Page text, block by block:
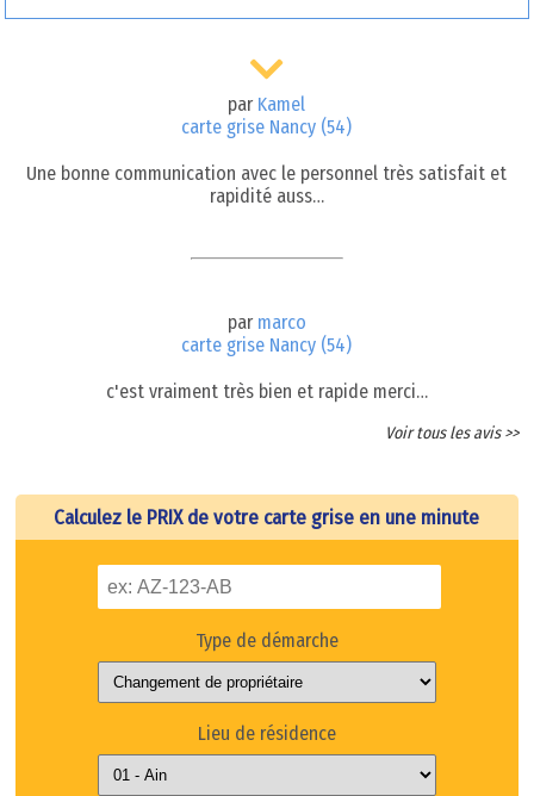
par Kamel
carte grise Nancy (54)
Une bonne communication avec le personnel très satisfait et
rapidité auss…
par marco
carte grise Nancy (54)
c'est vraiment très bien et rapide merci…
Voir tous les avis >>
Calculez le PRIX de votre carte grise en une minute
Type de démarche
Lieu de résidence